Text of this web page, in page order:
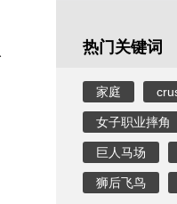
热门关键词
家庭
女子职业摔角
巨人马场
狮后飞鸟